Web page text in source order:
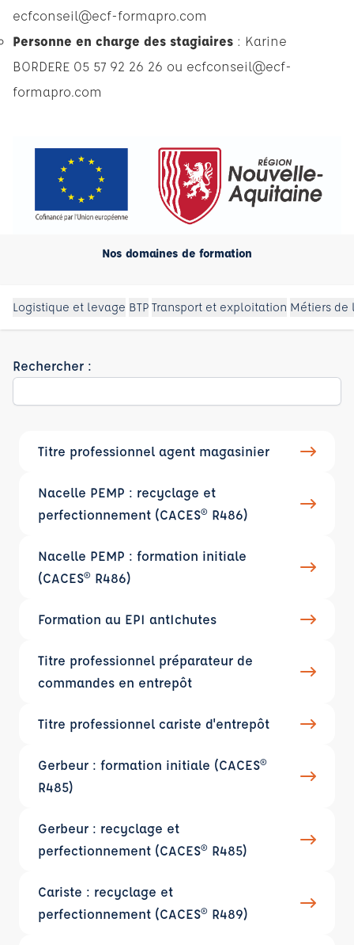
ecfconseil@ecf-formapro.com
Personne en charge des stagiaires : Karine
BORDERE 05 57 92 26 26 ou ecfconseil@ecf-
formapro.com
Nos domaines de formation
Logistique et levage BTP Transport et exploitation Métiers
Rechercher :
Titre professionnel agent magasinier
Nacelle PEMP : recyclage et
perfectionnement (CACES® R486)
Nacelle PEMP : formation initiale
(CACES® R486)
Formation au EPI antIchutes
Titre professionnel préparateur de
commandes en entrepôt
Titre professionnel cariste d'entrepôt
Gerbeur : formation initiale (CACES®
R485)
Gerbeur : recyclage et
perfectionnement (CACES® R485)
Cariste : recyclage et
perfectionnement (CACES® R489)